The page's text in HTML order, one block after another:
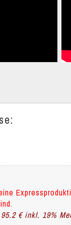
€ inkl. 19%